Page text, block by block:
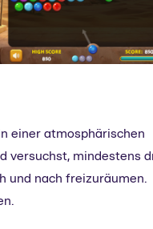
einer atmosphärischen
versuchst, mindestens
und nach freizuräumen.